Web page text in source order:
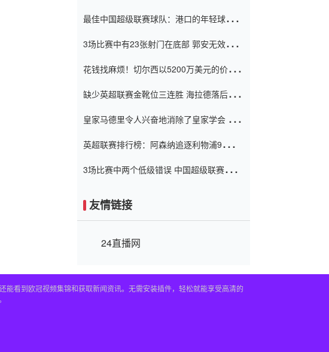
最佳中国超级联赛球队：港口的年轻球员在
（Taishan）
3场比赛中有23张射门在底部 郭安无效传球
花钱找麻烦！切尔西以5200万美元的价格
窗口
缺少英超联赛金靴位三连胜 海拉德落后6球
皇家马德里令人兴奋地消除了皇家学会 安
英超联赛排行榜：阿森纳追逐利物浦9分 曼
3场比赛中两个低级错误 中国超级联赛的前
友情链接
24直播网
看到欧冠视频集锦和获取新闻资讯。无需安装插件，轻松就能享受高清的